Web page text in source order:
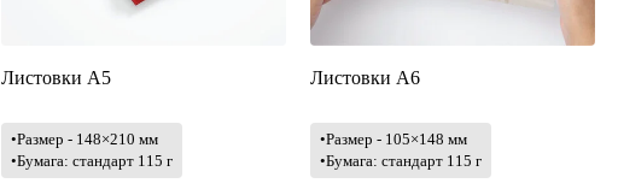
Листовки А5
•Размер - 148×210 мм
•Бумага: стандарт 115 г
Листовки А6
•Размер - 105×148 мм
•Бумага: стандарт 115 г